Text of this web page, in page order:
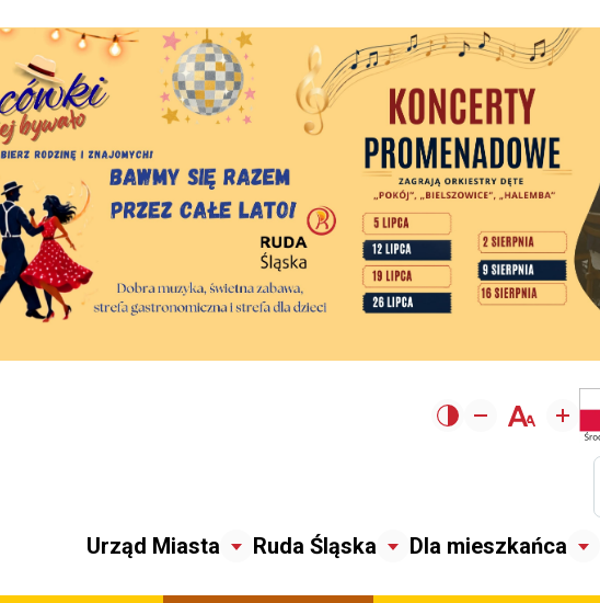
Urząd Miasta Ruda Śląska Dla mieszkańca